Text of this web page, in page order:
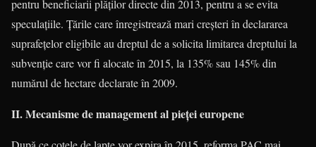
pentru beneficiarii plăților directe din 2013, pentru a se evita
speculațiile. Țările care înregistrează mari creșteri în declararea
suprafețelor eligibile au dreptul de a solicita limitarea dreptului la
subvenție care vor fi alocate în 2015, la 135% sau 145% din
numărul de hectare declarate în 2009.
II. Mecanisme de management al pieței europene